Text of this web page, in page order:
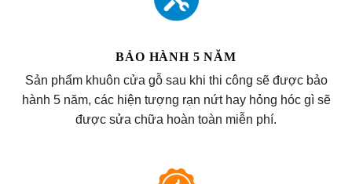
BẢO HÀNH 5 NĂM
Sản phẩm khuôn cửa gỗ sau khi thi công sẽ được bảo
hành 5 năm, các hiện tượng rạn nứt hay hỏng hóc gì sẽ
được sửa chữa hoàn toàn miễn phí.